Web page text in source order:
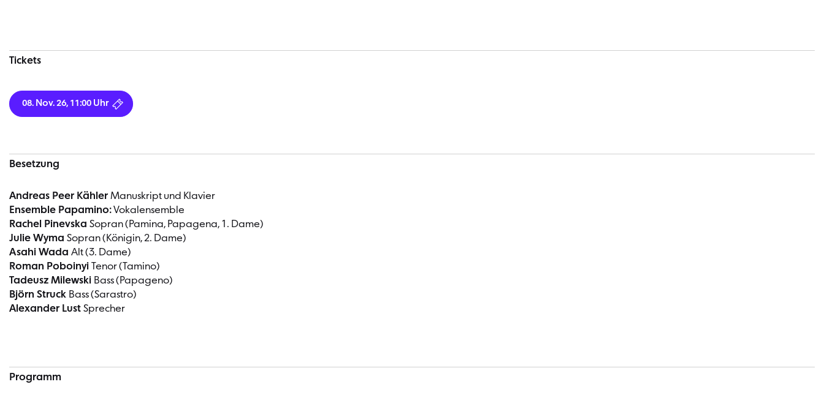
Tickets
08. Nov. 26, 11:00 Uhr
Besetzung
Andreas Peer Kähler Manuskript und Klavier
Ensemble Papamino:Vokalensemble
Rachel Pinevska Sopran (Pamina, Papagena, 1. Dame)
Julie Wyma Sopran (Königin, 2. Dame)
Asahi Wada Alt (3. Dame)
Roman Poboinyi Tenor (Tamino)
Tadeusz Milewski Bass (Papageno)
Björn Struck Bass (Sarastro)
Alexander Lust Sprecher
Programm